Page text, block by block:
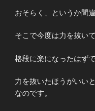
おそらく、というか間
そこで今度は力を抜い
格段に楽になったはずで
力を抜いたほうがいい
なのです。